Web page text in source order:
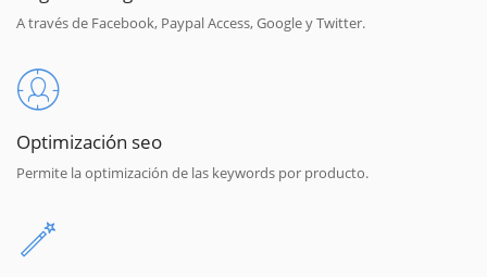
A través de Facebook, Paypal Access, Google y Twitter.
Optimización seo
Permite la optimización de las keywords por producto.